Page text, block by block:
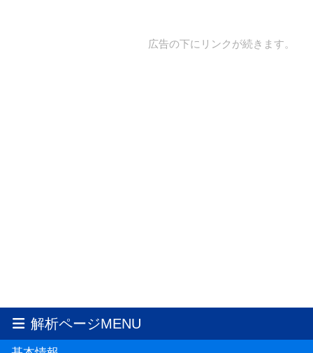
広告の下にリンクが続きます。
解析ページMENU